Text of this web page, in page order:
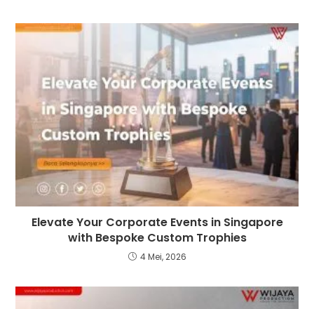
Elevate Your Corporate Events in Singapore
with Bespoke Custom Trophies
4 Mei, 2026